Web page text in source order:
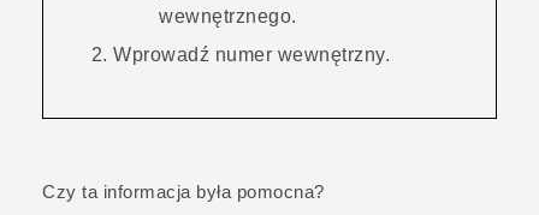
wewnętrznego.
Wprowadź numer wewnętrzny.
Czy ta informacja była pomocna?